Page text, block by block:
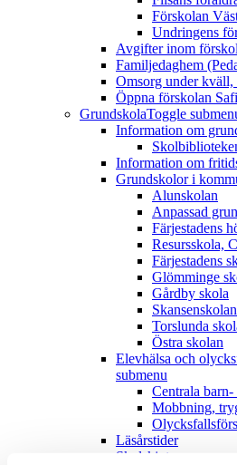
Förskolan
Undringens
Avgifter inom
Familjedaghem
Omsorg under kväll,
Öppna förskolan
GrundskolaToggle
Information om
Information om
Grundskolor i
Alunskolan
Anpassad
Färjestadens
Resursskola,
Färjestadens
Glömminge
Gårdby skola
Skansenskolan
Torslunda
Östra skolan
Elevhälsa och
submenu
Centrala barn-
Mobbning,
Läsårstider
Skolskjuts